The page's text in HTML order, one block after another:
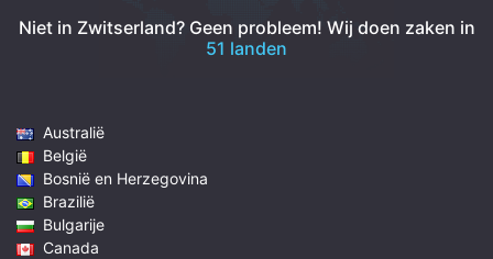
Niet in Zwitserland? Geen probleem! Wij doen zaken in
51 landen
Australië
België
Bosnië en Herzegovina
Brazilië
Bulgarije
Canada